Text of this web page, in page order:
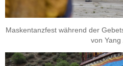
Maskentanzfest während der
von Yang